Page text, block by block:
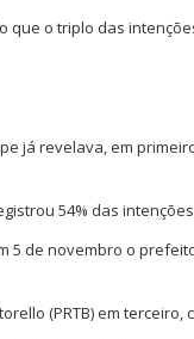
que o triplo das
já revelava, em
54% das
5 de novembro o
(PRTB) em terceiro,